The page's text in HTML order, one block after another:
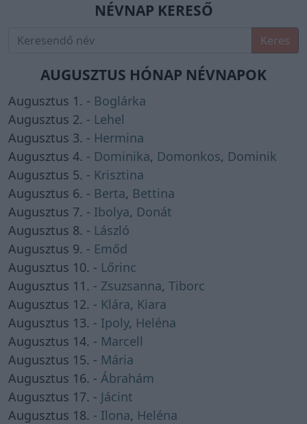
NÉVNAP KERESŐ
Keres
AUGUSZTUS HÓNAP NÉVNAPOK
Augusztus 1. - Boglárka
Augusztus 2. - Lehel
Augusztus 3. - Hermina
Augusztus 4. - Dominika, Domonkos, Dominik
Augusztus 5. - Krisztina
Augusztus 6. - Berta, Bettina
Augusztus 7. - Ibolya, Donát
Augusztus 8. - László
Augusztus 9. - Emőd
Augusztus 10. - Lőrinc
Augusztus 11. - Zsuzsanna, Tiborc
Augusztus 12. - Klára, Kiara
Augusztus 13. - Ipoly, Heléna
Augusztus 14. - Marcell
Augusztus 15. - Mária
Augusztus 16. - Ábrahám
Augusztus 17. - Jácint
Augusztus 18. - Ilona, Heléna